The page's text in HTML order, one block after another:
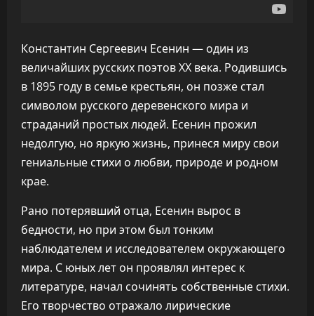
Константин Сергеевич Есенин — один из
величайших русских поэтов XX века. Родившись
в 1895 году в семье крестьян, он позже стал
символом русского деревенского мира и
страданий простых людей. Есенин прожил
недолгую, но яркую жизнь, принеся миру свои
гениальные стихи о любви, природе и родном
крае.
Рано потерявший отца, Есенин вырос в
бедности, но при этом был тонким
наблюдателем и исследователем окружающего
мира. С юных лет он проявлял интерес к
литературе, начал сочинять собственные стихи.
Его творчество отражало лирические